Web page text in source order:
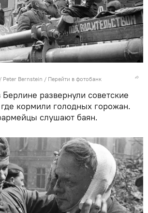
/ Peter Bernstein / Перейти в фотобанк
развернули советские
кормили голодных горожан.
слушают баян.